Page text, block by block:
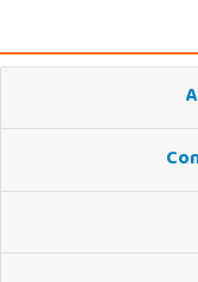
Localizar Tienda
23740, Andújar